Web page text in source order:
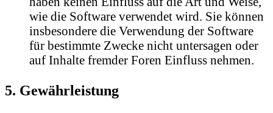
wie die Software verwendet wird. Sie können
insbesondere die Verwendung der Software
für bestimmte Zwecke nicht untersagen oder
auf Inhalte fremder Foren Einfluss nehmen.
5. Gewährleistung